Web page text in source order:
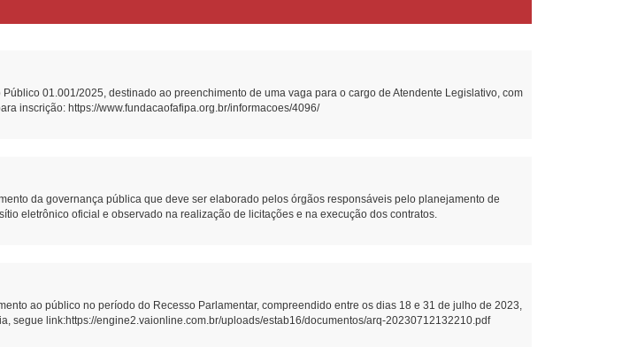
01.001/2025, destinado ao preenchimento de uma vaga para o cargo de Atendente Legislativo, com
inscrição: https://www.fundacaofafipa.org.br/informacoes/4096/
da governança pública que deve ser elaborado pelos órgãos responsáveis pelo planejamento de
eletrônico oficial e observado na realização de licitações e na execução dos contratos.
ao público no período do Recesso Parlamentar, compreendido entre os dias 18 e 31 de julho de 2023,
segue link:https://engine2.vaionline.com.br/uploads/estab16/documentos/arq-20230712132210.pdf